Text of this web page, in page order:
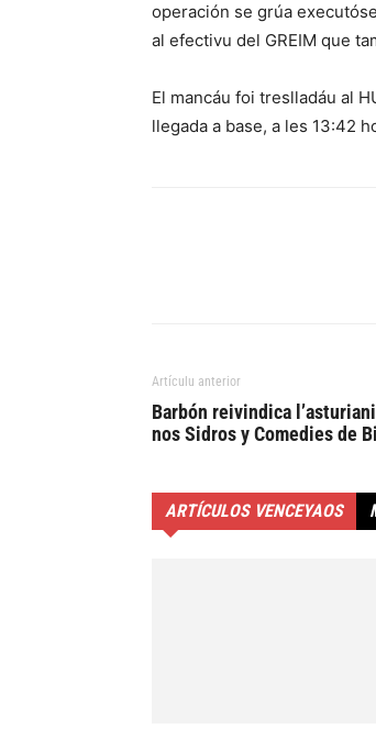
operación se grúa
al efectivu del GREIM que
El mancáu foi treslladáu al
llegada a base, a les 13:42
Artículu anterior
Barbón reivindica
nos Sidros y Comedies de
ARTÍCULOS VENCEYAOS